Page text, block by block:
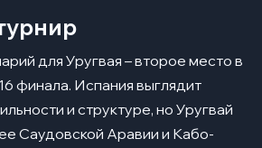
для Уругвая – второе место в
финала. Испания выглядит
и структуре, но Уругвай
Саудовской Аравии и Кабо-